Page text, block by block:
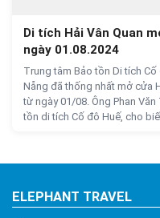
Di tích Hải Vân Quan
ngày 01.08.2024
Trung tâm Bảo tồn Di tích
Nẵng đã thống nhất mở cửa
từ ngày 01/08. Ông Phan
tồn di tích Cố đô Huế, cho
ELEPHANT TRAVEL